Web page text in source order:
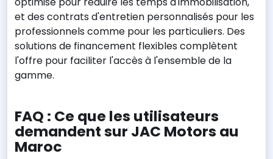
et des contrats d'entretien personnalisés pour les
professionnels comme pour les particuliers. Des
solutions de financement flexibles complètent
l'offre pour faciliter l'accès à l'ensemble de la
gamme.
FAQ : Ce que les utilisateurs
demandent sur JAC Motors au
Maroc